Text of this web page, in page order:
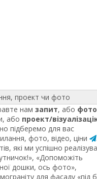
проект чи фото
нам запит, або фото
або проект/
підберемо для вас
фото, відео, ціни
.
які ми успішно
«Допоможіть
дошки, ось фото»,
для фасаду «під